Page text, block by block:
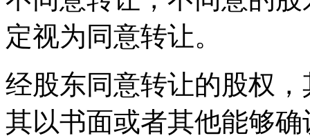
定视为同意转让。
经股东同意转让的股权
其以书面或者其他能够